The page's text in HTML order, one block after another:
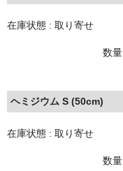
在庫状態 : 取り寄せ
数量
ヘミジウム S (50cm)
在庫状態 : 取り寄せ
数量